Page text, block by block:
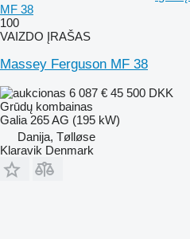
MF 38
100
VAIZDO ĮRAŠAS
Massey Ferguson MF 38
6 087 € 45 500 DKK
Grūdų kombainas
Galia 265 AG (195 kW)
Danija, Tølløse
Klaravik Denmark